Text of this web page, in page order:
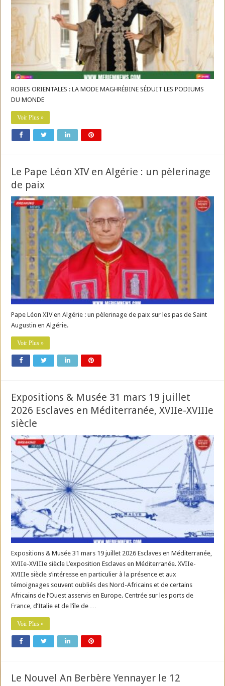
ROBES ORIENTALES : LA MODE MAGHRÉBINE SÉDUIT LES PODIUMS
DU MONDE
Voir Plus »
Le Pape Léon XIV en Algérie : un pèlerinage
de paix
Pape Léon XIV en Algérie : un pèlerinage de paix sur les pas de Saint
Augustin en Algérie.
Voir Plus »
Expositions & Musée 31 mars 19 juillet
2026 Esclaves en Méditerranée, XVIIe-XVIIIe
siècle
Expositions & Musée 31 mars 19 juillet 2026 Esclaves en Méditerranée,
XVIIe-XVIIIe siècle L’exposition Esclaves en Méditerranée. XVIIe-
XVIIIe siècle s’intéresse en particulier à la présence et aux
témoignages souvent oubliés des Nord-Africains et de certains
Africains de l’Ouest asservis en Europe. Centrée sur les ports de
France, d’Italie et de l’île de …
Voir Plus »
Le Nouvel An Berbère Yennayer le 12